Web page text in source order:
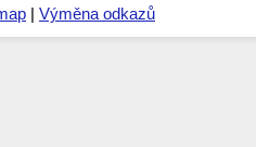
| Výměna odkazů